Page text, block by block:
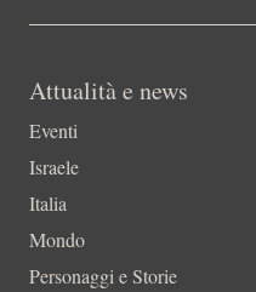
Attualità e news
Eventi
Israele
Italia
Mondo
Personaggi e Storie